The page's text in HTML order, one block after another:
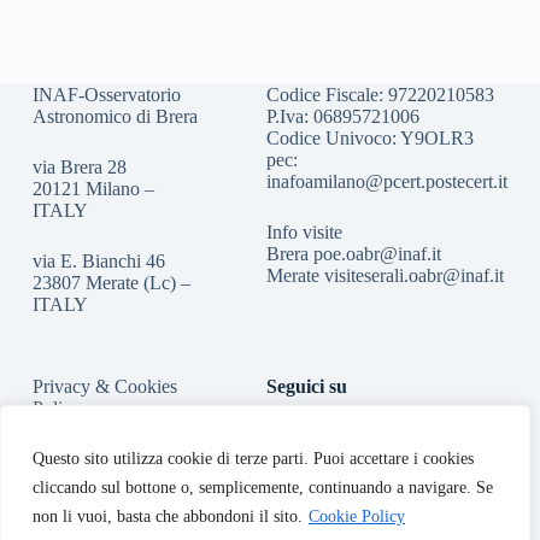
Questo sito utilizza cookie di terze parti. Puoi accettare i cookies
cliccando sul bottone o, semplicemente, continuando a navigare. Se
non li vuoi, basta che abbondoni il sito. Cookie Policy
INAF-Osservatorio
Astronomico di Brera
via Brera 28
20121 Milano –
ITALY
via E. Bianchi 46
23807 Merate (Lc) –
ITALY
Codice Fiscale: 97220210583
P.Iva: 06895721006
Codice Univoco: Y9OLR3
pec:
inafoamilano@pcert.postecert.it
Info visite
Brerapoe.oabr@inaf.it
Meratevisiteserali.oabr@inaf.it
Privacy & Cookies
Policy
Accessibilità
Seguici su